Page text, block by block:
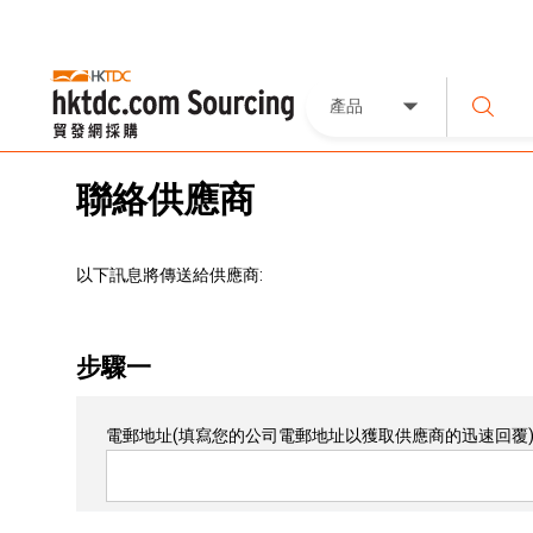
產品
聯絡供應商
以下訊息將傳送給供應商:
步驟一
電郵地址(填寫您的公司電郵地址以獲取供應商的迅速回覆)